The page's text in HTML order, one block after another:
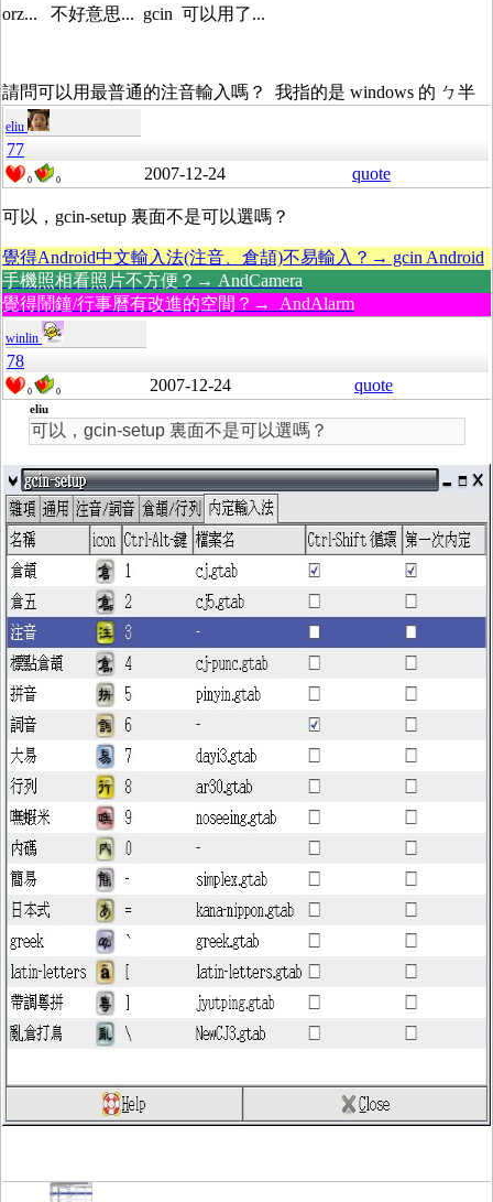
orz... 不好意思... gcin 可以用了...
請問可以用最普通的注音輸入嗎？ 我指的是 windows 的 ㄅ半
eliu
77
0 0 2007-12-24 quote
可以，gcin-setup 裏面不是可以選嗎？
覺得Android中文輸入法(注音、倉頡)不易輸入？→ gcin Android
手機照相看照片不方便？→ AndCamera
覺得鬧鐘/行事曆有改進的空間？→ AndAlarm
winlin
78
0 0 2007-12-24 quote
eliu
可以，gcin-setup 裏面不是可以選嗎？